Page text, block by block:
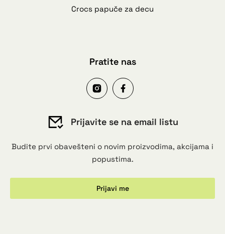
Crocs papuče za decu
Pratite nas
Prijavite se na email listu
Budite prvi obavešteni o novim proizvodima, akcijama i
popustima.
Prijavi me